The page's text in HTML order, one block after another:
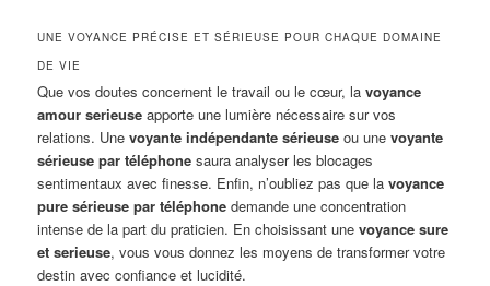
UNE VOYANCE PRÉCISE ET SÉRIEUSE POUR CHAQUE DOMAINE
DE VIE
Que vos doutes concernent le travail ou le cœur, lavoyance
amour serieuse apporte une lumière nécessaire sur vos
relations. Unevoyante indépendante sérieuse ou unevoyante
sérieuse par téléphone saura analyser les blocages
sentimentaux avec finesse. Enfin, n’oubliez pas que lavoyance
pure sérieuse par téléphone demande une concentration
intense de la part du praticien. En choisissant unevoyance sure
et serieuse, vous vous donnez les moyens de transformer votre
destin avec confiance et lucidité.